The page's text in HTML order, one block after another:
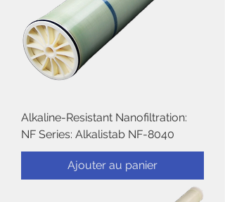
Alkaline-Resistant Nanofiltration:
NF Series: Alkalistab NF-8040
Ajouter au panier